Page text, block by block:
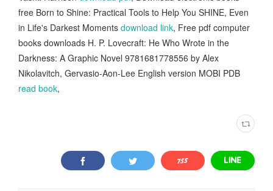
free Born to Shine: Practical Tools to Help You SHINE, Even
in Life's Darkest Moments download link, Free pdf computer
books downloads H. P. Lovecraft: He Who Wrote in the
Darkness: A Graphic Novel 9781681778556 by Alex
Nikolavitch, Gervasio-Aon-Lee English version MOBI PDB
read book,